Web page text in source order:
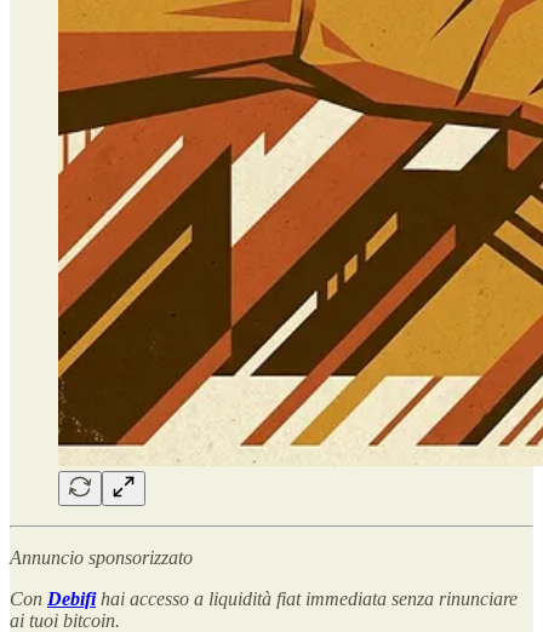
Annuncio sponsorizzato
Con Debifihai accesso a liquidità fiat immediata senza rinunciare
ai tuoi bitcoin.